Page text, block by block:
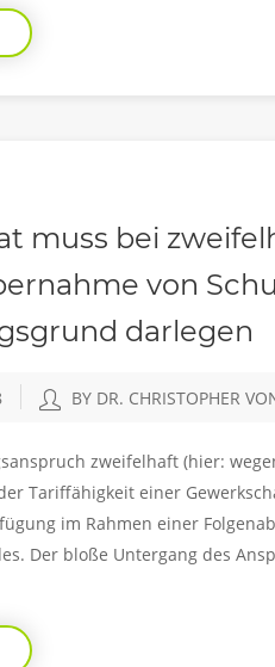
muss bei
von
darlegen
BY DR. CHRISTOPHER
zweifelhaft (hier:
Tariffähigkeit einer
im Rahmen einer
Der bloße Untergang des